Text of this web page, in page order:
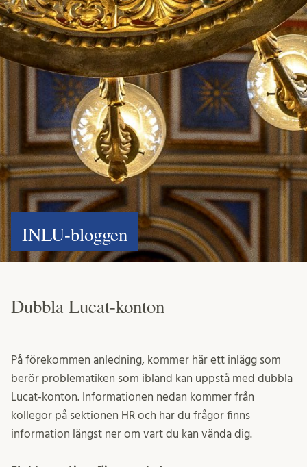
INLU-bloggen
Dubbla Lucat-konton
På förekommen anledning, kommer här ett inlägg som
berör problematiken som ibland kan uppstå med dubbla
Lucat-konton. Informationen nedan kommer från
kollegor på sektionen HR och har du frågor finns
information längst ner om vart du kan vända dig.